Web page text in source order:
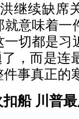
继续缺席
意味着一
切都是习
，而是连
事真正的
船 川普